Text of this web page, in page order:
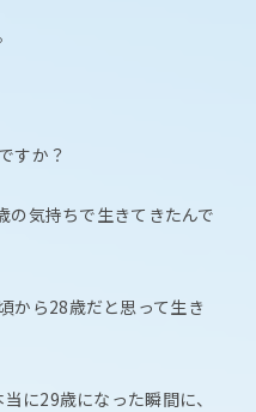
すか？
の気持ちで生きてきたんで
から28歳だと思って生き
に29歳になった瞬間に、